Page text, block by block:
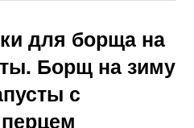
для борща на
Борщ на зиму
с